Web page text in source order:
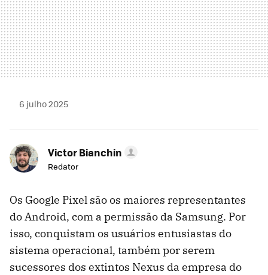
6 julho 2025
Victor Bianchin
Redator
Os Google Pixel são os maiores representantes
do Android, com a permissão da Samsung. Por
isso, conquistam os usuários entusiastas do
sistema operacional, também por serem
sucessores dos extintos Nexus da empresa do